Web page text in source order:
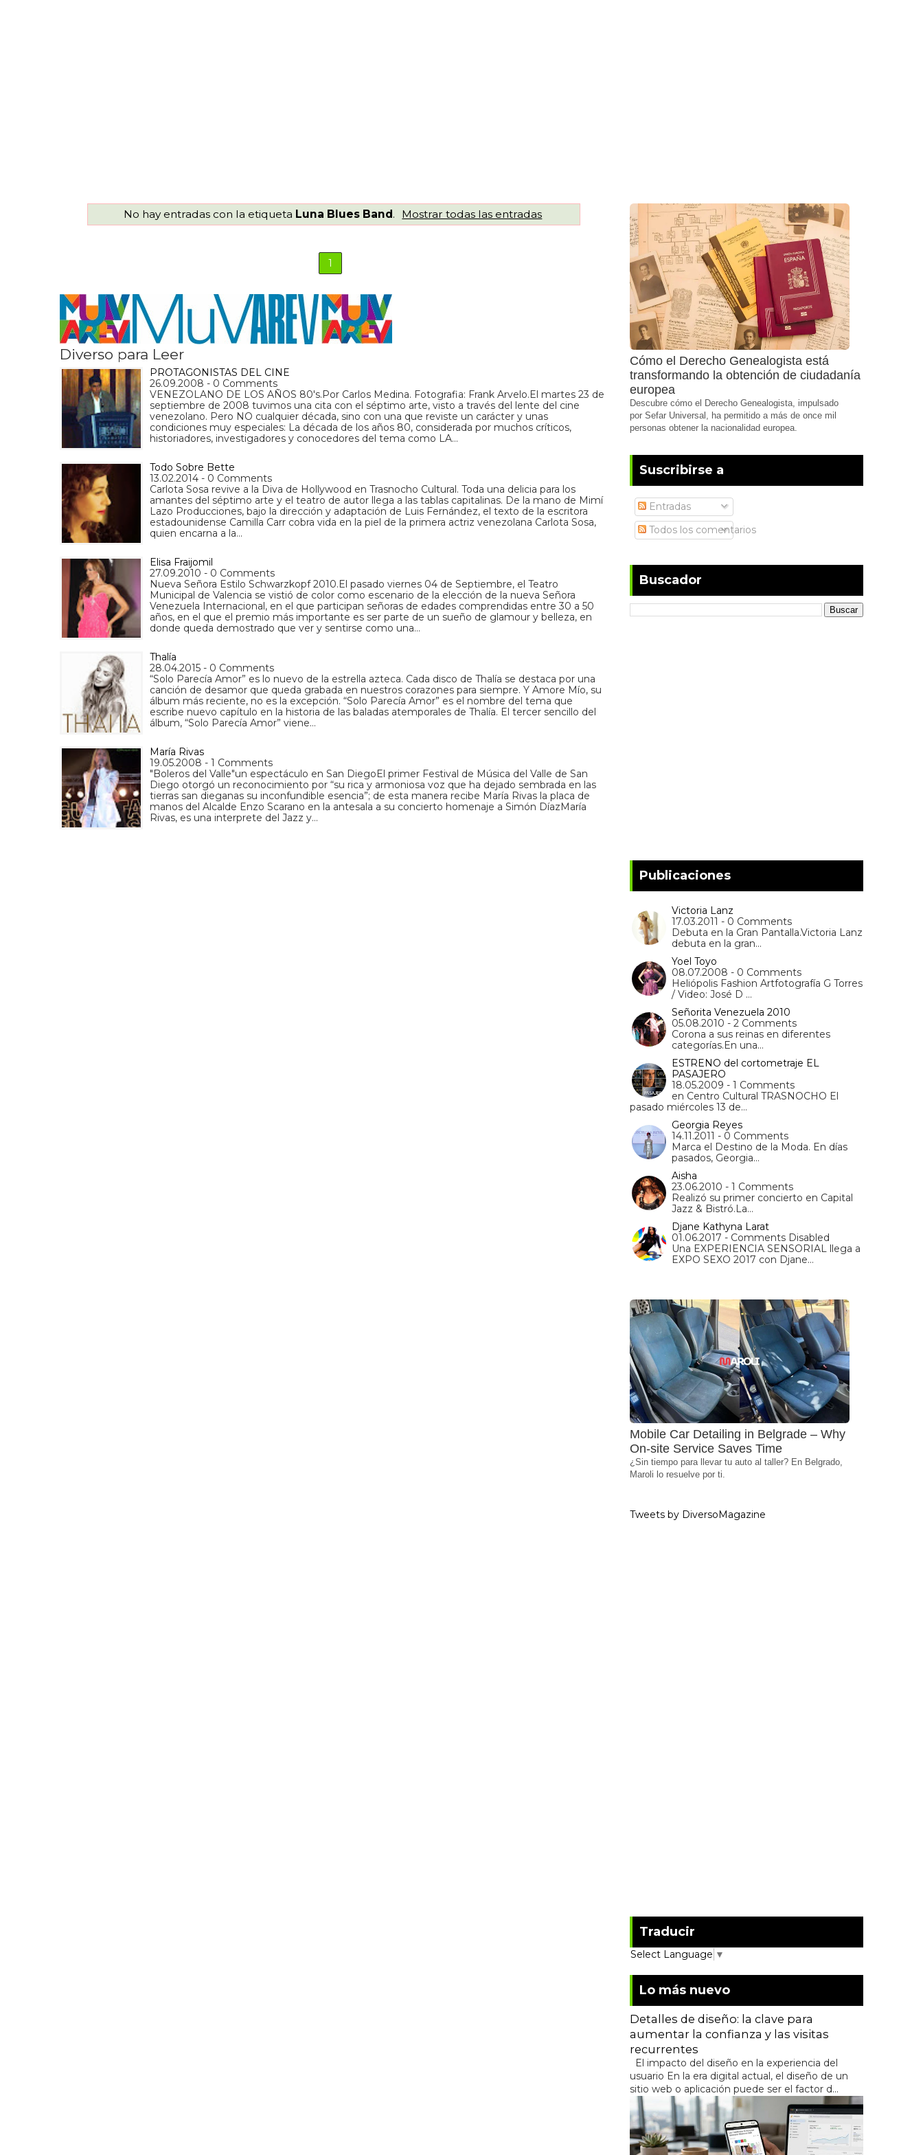
No hay entradas con la etiqueta Luna Blues Band. Mostrar todas las entradas
1
Diverso para Leer
PROTAGONISTAS DEL CINE
26.09.2008 - 0 Comments
VENEZOLANO DE LOS AÑOS 80's.Por Carlos Medina. Fotografia: Frank Arvelo.El martes 23 de
septiembre de 2008 tuvimos una cita con el séptimo arte, visto a través del lente del cine
venezolano. Pero NO cualquier década, sino con una que reviste un carácter y unas
condiciones muy especiales: La década de los años 80, considerada por muchos críticos,
historiadores, investigadores y conocedores del tema como LA…
Todo Sobre Bette
13.02.2014 - 0 Comments
Carlota Sosa revive a la Diva de Hollywood en Trasnocho Cultural. Toda una delicia para los
amantes del séptimo arte y el teatro de autor llega a las tablas capitalinas. De la mano de Mimí
Lazo Producciones, bajo la dirección y adaptación de Luis Fernández, el texto de la escritora
estadounidense Camilla Carr cobra vida en la piel de la primera actriz venezolana Carlota Sosa,
quien encarna a la…
Elisa Fraijomil
27.09.2010 - 0 Comments
Nueva Señora Estilo Schwarzkopf 2010.El pasado viernes 04 de Septiembre, el Teatro
Municipal de Valencia se vistió de color como escenario de la elección de la nueva Señora
Venezuela Internacional, en el que participan señoras de edades comprendidas entre 30 a 50
años, en el que el premio más importante es ser parte de un sueño de glamour y belleza, en
donde queda demostrado que ver y sentirse como una…
Thalía
28.04.2015 - 0 Comments
“Solo Parecía Amor” es lo nuevo de la estrella azteca. Cada disco de Thalía se destaca por una
canción de desamor que queda grabada en nuestros corazones para siempre. Y Amore Mío, su
álbum más reciente, no es la excepción. “Solo Parecía Amor” es el nombre del tema que
escribe nuevo capítulo en la historia de las baladas atemporales de Thalía. El tercer sencillo del
álbum, “Solo Parecía Amor” viene…
María Rivas
19.05.2008 - 1 Comments
"Boleros del Valle"un espectáculo en San DiegoEl primer Festival de Música del Valle de San
Diego otorgó un reconocimiento por “su rica y armoniosa voz que ha dejado sembrada en las
tierras san dieganas su inconfundible esencia”; de esta manera recibe María Rivas la placa de
manos del Alcalde Enzo Scarano en la antesala a su concierto homenaje a Simón DíazMaría
Rivas, es una interprete del Jazz y…
Cómo el Derecho Genealogista está
transformando la obtención de ciudadanía
europea
Descubre cómo el Derecho Genealogista, impulsado
por Sefar Universal, ha permitido a más de once mil
personas obtener la nacionalidad europea.
Suscribirse a
Entradas
Todos los comentarios
Buscador
Publicaciones
Victoria Lanz
17.03.2011 - 0 Comments
Debuta en la Gran Pantalla.Victoria Lanz
debuta en la gran…
Yoel Toyo
08.07.2008 - 0 Comments
Heliópolis Fashion Artfotografía G Torres
/ Video: José D …
Señorita Venezuela 2010
05.08.2010 - 2 Comments
Corona a sus reinas en diferentes
categorías.En una…
ESTRENO del cortometraje EL
PASAJERO
18.05.2009 - 1 Comments
en Centro Cultural TRASNOCHO El
pasado miércoles 13 de…
Georgia Reyes
14.11.2011 - 0 Comments
Marca el Destino de la Moda. En días
pasados, Georgia…
Aisha
23.06.2010 - 1 Comments
Realizó su primer concierto en Capital
Jazz & Bistró.La…
Djane Kathyna Larat
01.06.2017 - Comments Disabled
Una EXPERIENCIA SENSORIAL llega a
EXPO SEXO 2017 con Djane…
Mobile Car Detailing in Belgrade – Why
On-site Service Saves Time
¿Sin tiempo para llevar tu auto al taller? En Belgrado,
Maroli lo resuelve por ti.
Tweets by DiversoMagazine
Traducir
Select Language ▼
Lo más nuevo
Detalles de diseño: la clave para
aumentar la confianza y las visitas
recurrentes
El impacto del diseño en la experiencia del
usuario En la era digital actual, el diseño de un
sitio web o aplicación puede ser el factor d...